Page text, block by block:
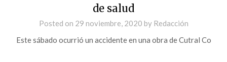
de salud
Posted on 29 noviembre, 2020 by Redacción
Este sábado ocurrió un accidente en una obra de Cutral Co